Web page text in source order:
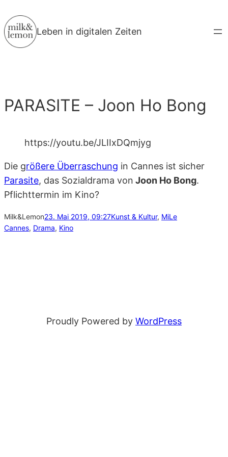
Inhalt
springen
Leben in digitalen Zeiten
PARASITE – Joon Ho Bong
https://youtu.be/JLIIxDQmjyg
Die größere Überraschung in Cannes ist sicher
Parasite, das Sozialdrama von Joon Ho Bong.
Pflichttermin im Kino?
Milk&Lemon23. Mai 2019, 09:27Kunst & Kultur, MiLe
Cannes, Drama, Kino
Proudly Powered by WordPress